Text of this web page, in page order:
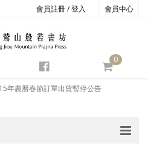
會員註冊 / 登入 會員中心
0
年農曆春節訂單出貨暫停公告